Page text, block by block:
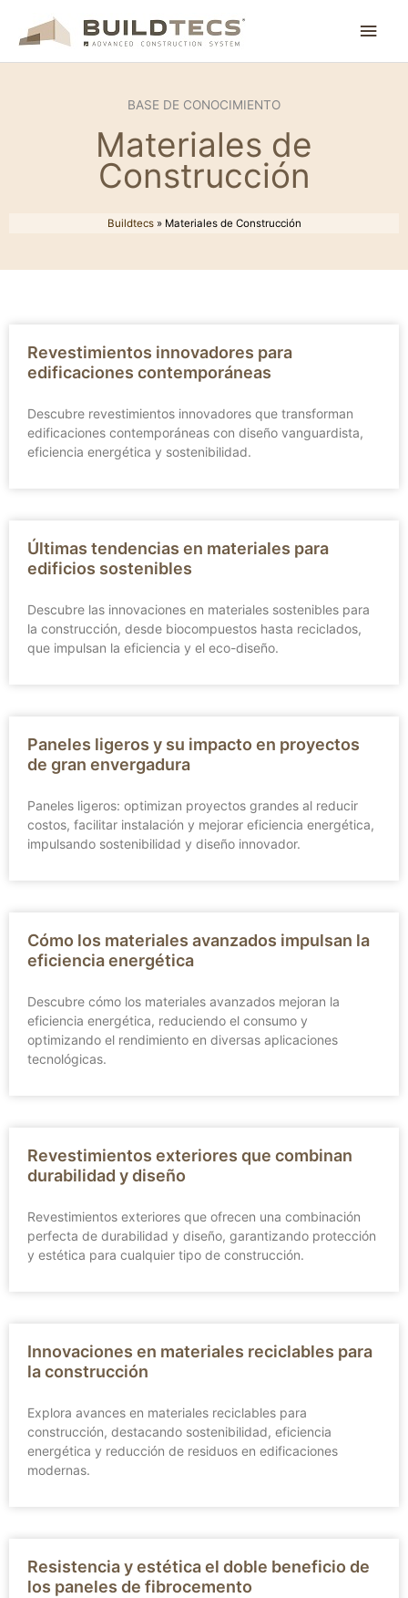
contenido
BASE DE CONOCIMIENTO
Materiales de
Construcción
Buildtecs» Materiales de Construcción
Revestimientos innovadores para
edificaciones contemporáneas
Descubre revestimientos innovadores que transforman
edificaciones contemporáneas con diseño vanguardista,
eficiencia energética y sostenibilidad.
Últimas tendencias en materiales para
edificios sostenibles
Descubre las innovaciones en materiales sostenibles para
la construcción, desde biocompuestos hasta reciclados,
que impulsan la eficiencia y el eco-diseño.
Paneles ligeros y su impacto en proyectos
de gran envergadura
Paneles ligeros: optimizan proyectos grandes al reducir
costos, facilitar instalación y mejorar eficiencia energética,
impulsando sostenibilidad y diseño innovador.
Cómo los materiales avanzados impulsan la
eficiencia energética
Descubre cómo los materiales avanzados mejoran la
eficiencia energética, reduciendo el consumo y
optimizando el rendimiento en diversas aplicaciones
tecnológicas.
Revestimientos exteriores que combinan
durabilidad y diseño
Revestimientos exteriores que ofrecen una combinación
perfecta de durabilidad y diseño, garantizando protección
y estética para cualquier tipo de construcción.
Innovaciones en materiales reciclables para
la construcción
Explora avances en materiales reciclables para
construcción, destacando sostenibilidad, eficiencia
energética y reducción de residuos en edificaciones
modernas.
Resistencia y estética el doble beneficio de
los paneles de fibrocemento